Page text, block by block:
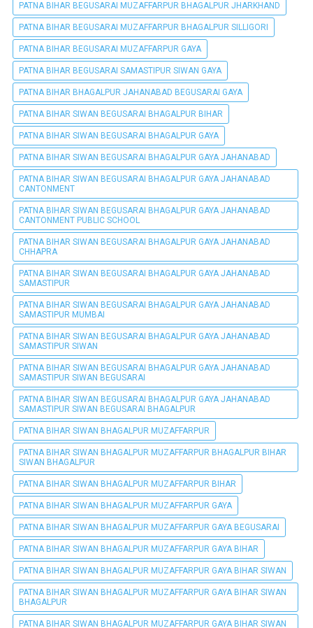
PATNA BIHAR BEGUSARAI MUZAFFARPUR BHAGALPUR JHARKHAND
PATNA BIHAR BEGUSARAI MUZAFFARPUR BHAGALPUR SILLIGORI
PATNA BIHAR BEGUSARAI MUZAFFARPUR GAYA
PATNA BIHAR BEGUSARAI SAMASTIPUR SIWAN GAYA
PATNA BIHAR BHAGALPUR JAHANABAD BEGUSARAI GAYA
PATNA BIHAR SIWAN BEGUSARAI BHAGALPUR BIHAR
PATNA BIHAR SIWAN BEGUSARAI BHAGALPUR GAYA
PATNA BIHAR SIWAN BEGUSARAI BHAGALPUR GAYA JAHANABAD
PATNA BIHAR SIWAN BEGUSARAI BHAGALPUR GAYA JAHANABAD
CANTONMENT
PATNA BIHAR SIWAN BEGUSARAI BHAGALPUR GAYA JAHANABAD
CANTONMENT PUBLIC SCHOOL
PATNA BIHAR SIWAN BEGUSARAI BHAGALPUR GAYA JAHANABAD
CHHAPRA
PATNA BIHAR SIWAN BEGUSARAI BHAGALPUR GAYA JAHANABAD
SAMASTIPUR
PATNA BIHAR SIWAN BEGUSARAI BHAGALPUR GAYA JAHANABAD
SAMASTIPUR MUMBAI
PATNA BIHAR SIWAN BEGUSARAI BHAGALPUR GAYA JAHANABAD
SAMASTIPUR SIWAN
PATNA BIHAR SIWAN BEGUSARAI BHAGALPUR GAYA JAHANABAD
SAMASTIPUR SIWAN BEGUSARAI
PATNA BIHAR SIWAN BEGUSARAI BHAGALPUR GAYA JAHANABAD
SAMASTIPUR SIWAN BEGUSARAI BHAGALPUR
PATNA BIHAR SIWAN BHAGALPUR MUZAFFARPUR
PATNA BIHAR SIWAN BHAGALPUR MUZAFFARPUR BHAGALPUR BIHAR
SIWAN BHAGALPUR
PATNA BIHAR SIWAN BHAGALPUR MUZAFFARPUR BIHAR
PATNA BIHAR SIWAN BHAGALPUR MUZAFFARPUR GAYA
PATNA BIHAR SIWAN BHAGALPUR MUZAFFARPUR GAYA BEGUSARAI
PATNA BIHAR SIWAN BHAGALPUR MUZAFFARPUR GAYA BIHAR
PATNA BIHAR SIWAN BHAGALPUR MUZAFFARPUR GAYA BIHAR SIWAN
PATNA BIHAR SIWAN BHAGALPUR MUZAFFARPUR GAYA BIHAR SIWAN
BHAGALPUR
PATNA BIHAR SIWAN BHAGALPUR MUZAFFARPUR GAYA BIHAR SIWAN